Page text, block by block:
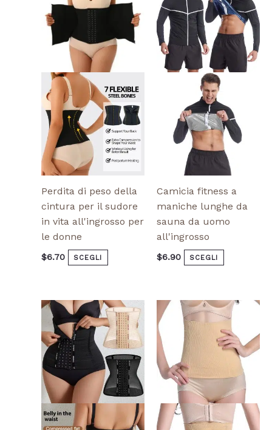
Perdita di peso della
cintura per il sudore
in vita all'ingrosso per
le donne
$6.70 SCEGLI
ha
varianti.
Le
opzioni
essere
scelte
nella
pagina
del
Camicia fitness a
maniche lunghe da
sauna da uomo
all'ingrosso
$6.90 SCEGLI
ha
più
varianti.
opzioni
scelte
nella
pagina
del
prodotto
Questo
prodotto
ha
più
varianti.
Le
opzioni
possono
Questo
prodotto
ha
più
varianti.
opzioni
possono